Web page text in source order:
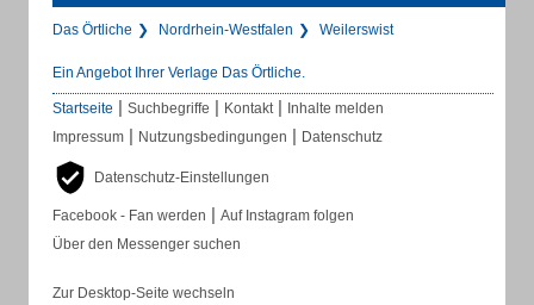
Das Örtliche Nordrhein-Westfalen Weilerswist
Ein Angebot Ihrer Verlage Das Örtliche.
Startseite | Suchbegriffe | Kontakt | Inhalte melden
Impressum | Nutzungsbedingungen | Datenschutz
Datenschutz-Einstellungen
Facebook - Fan werden | Auf Instagram folgen
Über den Messenger suchen
Zur Desktop-Seite wechseln